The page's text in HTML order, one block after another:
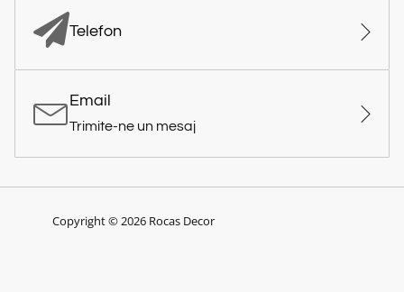
Telefon
Email
Trimite-ne un mesaj
Copyright © 2026 Rocas Decor